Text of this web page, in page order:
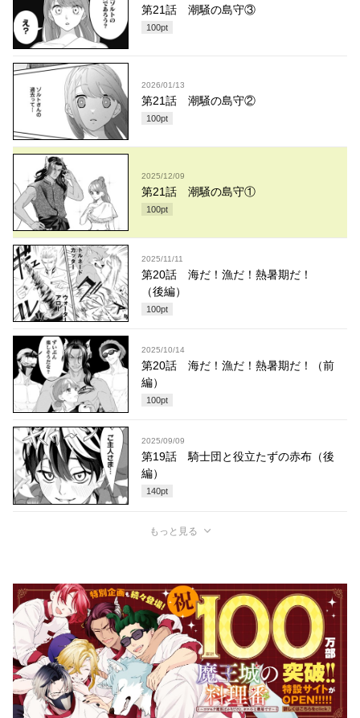
第21話 潮騒の島守③
100pt
2026/01/13
第21話 潮騒の島守②
100pt
2025/12/09
第21話 潮騒の島守①
100pt
2025/11/11
第20話 海だ！漁だ！熱暑期だ！
（後編）
100pt
2025/10/14
第20話 海だ！漁だ！熱暑期だ！（前
編）
100pt
2025/09/09
第19話 騎士団と役立たずの赤布（後
編）
140pt
もっと見る